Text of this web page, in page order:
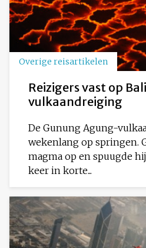
Overige reisartikelen
Reizigers vast op
vulkaandreiging
De Gunung Agung-
wekenlang op springen.
magma op en spuugde
keer in korte...